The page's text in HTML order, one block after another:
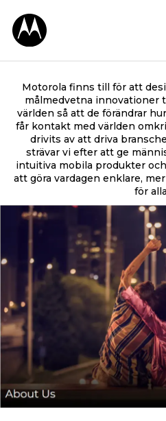
Motorola finns till för att
målmedvetna innovationer
världen så att de förändrar
får kontakt med världen
drivits av att driva
strävar vi efter att ge
intuitiva mobila produkter
att göra vardagen enklare,
för